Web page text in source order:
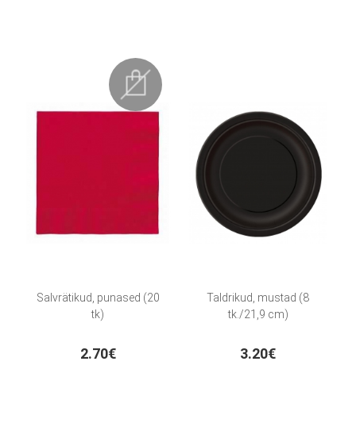
Salvrätikud, punased (20
tk)
2.70€
Taldrikud, mustad (8
tk./21,9 cm)
3.20€